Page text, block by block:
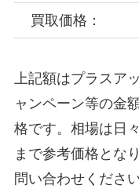
買取価格：
上記額はプラスア
ャンペーン等の金
格です。相場は日
まで参考価格とな
問い合わせくださ